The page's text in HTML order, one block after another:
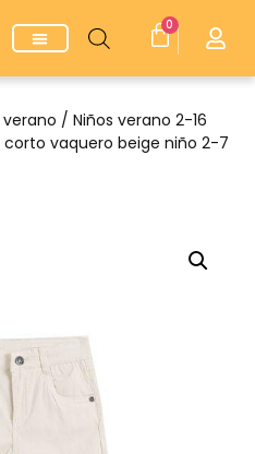
0
verano / Niños verano 2-16
vaquero beige niño 2-7